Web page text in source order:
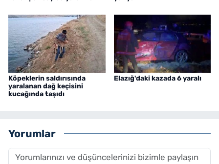
Köpeklerin saldırısında
yaralanan dağ keçisini
kucağında taşıdı
Elazığ'daki kazada 6 yaralı
Yorumlar